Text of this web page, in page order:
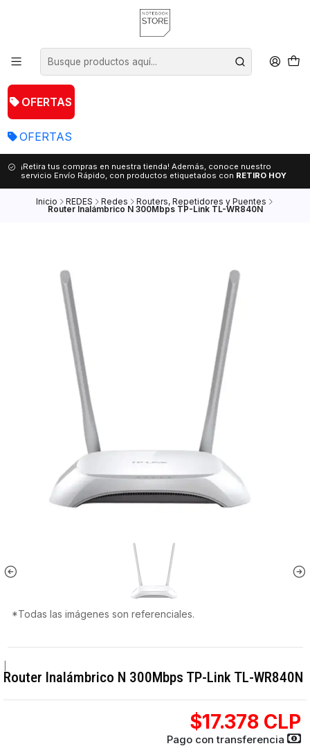
OFERTAS
OFERTAS
¡Retira tus compras en nuestra tienda! Además, conoce nuestro
servicio Envío Rápido, con productos etiquetados con RETIRO HOY
Inicio REDES Redes Routers, Repetidores y Puentes
Router Inalámbrico N 300Mbps TP-Link TL-WR840N
*Todas las imágenes son referenciales.
Router Inalámbrico N 300Mbps TP-Link TL-WR840N
$17.378 CLP
Pago con transferencia